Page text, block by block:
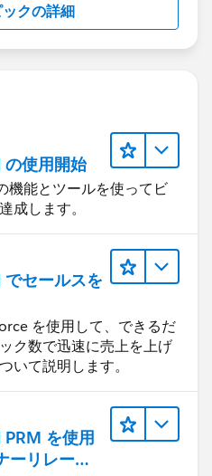
クの詳細
使用開始
機能とツールを使ってビ
成します。
セールスを
を使用して、できるだ
ク数で迅速に売上を上げ
いて説明します。
を使用
ーリレーシ